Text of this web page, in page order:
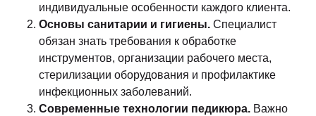
индивидуальные особенности каждого клиента.
Основы санитарии и гигиены. Специалист
обязан знать требования к обработке
инструментов, организации рабочего места,
стерилизации оборудования и профилактике
инфекционных заболеваний.
Современные технологии педикюра. Важно